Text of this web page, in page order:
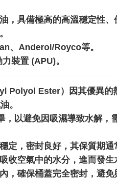
，具備極高的高溫穩定性
、Anderol/Royco等。
裝置 (APU)。
Polyol Ester）因其優異的
。
以避免因吸濕導致水解，
定，密封良好，其保質期通
收空氣中的水分，進而發生
，確保桶蓋完全密封，避免